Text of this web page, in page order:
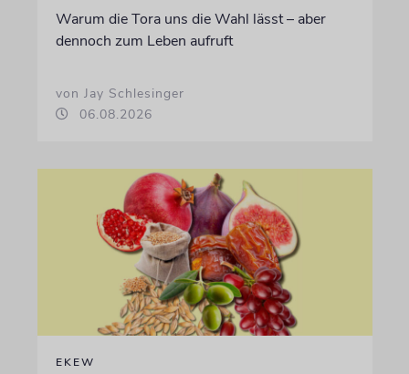
Warum die Tora uns die Wahl lässt – aber
dennoch zum Leben aufruft
von Jay Schlesinger
06.08.2026
EKEW